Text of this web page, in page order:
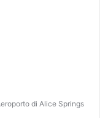
di Alice Springs